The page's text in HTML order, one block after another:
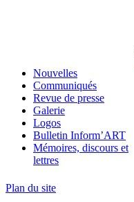
Nouvelles
Communiqués
Revue de presse
Galerie
Logos
Bulletin Inform’ART
Mémoires, discours et
lettres
Plan du site